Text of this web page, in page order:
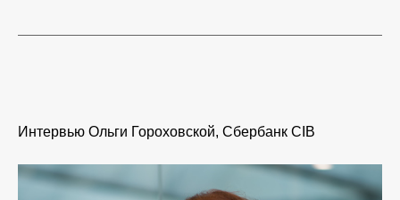
Интервью Ольги Гороховской, Сбербанк CIB